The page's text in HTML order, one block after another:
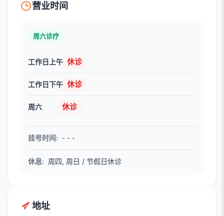
营业时间
周六诊疗
工作日上午 休诊
工作日下午 休诊
周六 休诊
挂号时间: - - -
休息: 周四, 周日 / 节假日休诊
地址